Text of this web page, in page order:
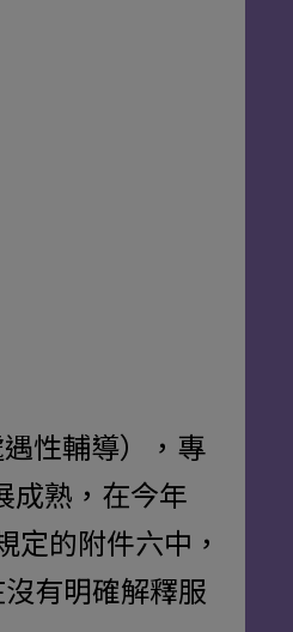
性輔導），專
成熟，在今年
定的附件六中，
有明確解釋服